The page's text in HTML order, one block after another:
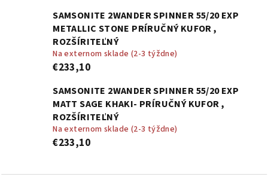
SAMSONITE 2WANDER SPINNER 55/20 EXP
METALLIC STONE PRÍRUČNÝ KUFOR ,
ROZŠÍRITEĽNÝ
Na externom sklade (2-3 týždne)
€233,10
SAMSONITE 2WANDER SPINNER 55/20 EXP
MATT SAGE KHAKI- PRÍRUČNÝ KUFOR ,
ROZŠÍRITEĽNÝ
Na externom sklade (2-3 týždne)
€233,10